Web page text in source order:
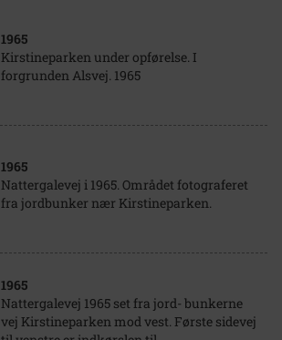
1965
Kirstineparken under opførelse. I
forgrunden Alsvej. 1965
1965
Nattergalevej i 1965. Området fotograferet
fra jordbunker nær Kirstineparken.
1965
Nattergalevej 1965 set fra jord- bunkerne
vej Kirstineparken mod vest. Første sidevej